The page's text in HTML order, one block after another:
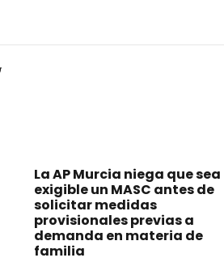
La AP Murcia niega que sea
exigible un MASC antes de
solicitar medidas
provisionales previas a
demanda en materia de
familia